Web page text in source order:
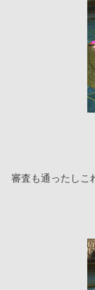
審査も通ったしこ